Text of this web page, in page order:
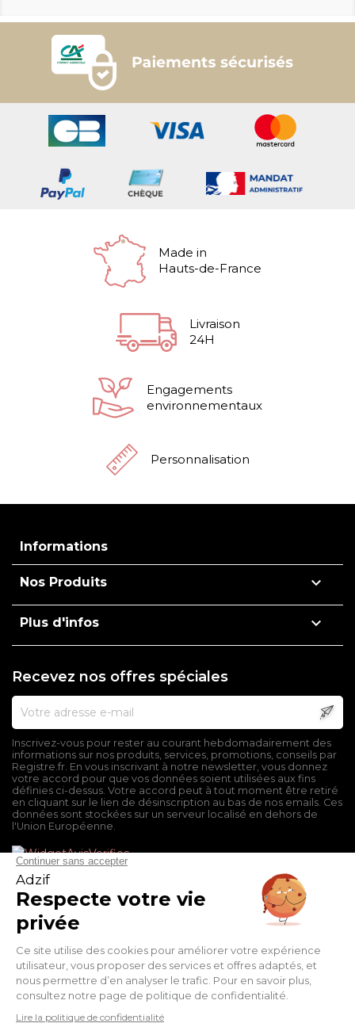
Made in
Hauts-de-France
Livraison
24H
Engagements
environnementaux
Personnalisation
Informations
Nos Produits 
Plus d'infos 
Recevez nos offres spéciales
Inscrivez-vous pour rester au courant hebdomadairement des
informations sur nos produits, services, promotions, conseils par
Registre.fr. En vous inscrivant à notre newsletter, vous donnez
votre accord pour que vos données soient utilisées aux fins
définies ci-dessus. Votre accord peut à tout moment être retiré
en cliquant sur le lien de désinscription au bas de nos emails. Ces
données sont stockées sur un serveur localisé en dehors de
l'Union Européenne.
Conditions générales de vente
Politique de confidentialité